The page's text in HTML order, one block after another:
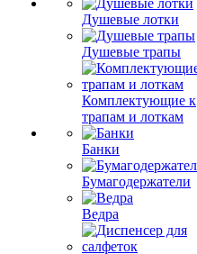
Душевые лотки
Душевые трапы
Комплектующие к
трапам и лоткам
Банки
Бумагодержатели
Ведра